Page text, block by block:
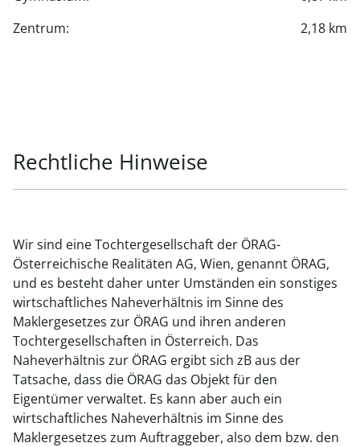
Zentrum:
2,18 km
Rechtliche Hinweise
Wir sind eine Tochtergesellschaft der ÖRAG-
Österreichische Realitäten AG, Wien, genannt ÖRAG,
und es besteht daher unter Umständen ein sonstiges
wirtschaftliches Naheverhältnis im Sinne des
Maklergesetzes zur ÖRAG und ihren anderen
Tochtergesellschaften in Österreich. Das
Naheverhältnis zur ÖRAG ergibt sich zB aus der
Tatsache, dass die ÖRAG das Objekt für den
Eigentümer verwaltet. Es kann aber auch ein
wirtschaftliches Naheverhältnis im Sinne des
Maklergesetzes zum Auftraggeber, also dem bzw. den